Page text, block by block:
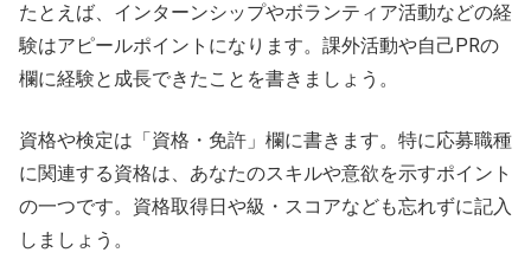
たとえば、インターンシップやボランティア活動などの経
験はアピールポイントになります。課外活動や自己PRの
欄に経験と成長できたことを書きましょう。
資格や検定は「資格・免許」欄に書きます。特に応募職種
に関連する資格は、あなたのスキルや意欲を示すポイント
の一つです。資格取得日や級・スコアなども忘れずに記入
しましょう。